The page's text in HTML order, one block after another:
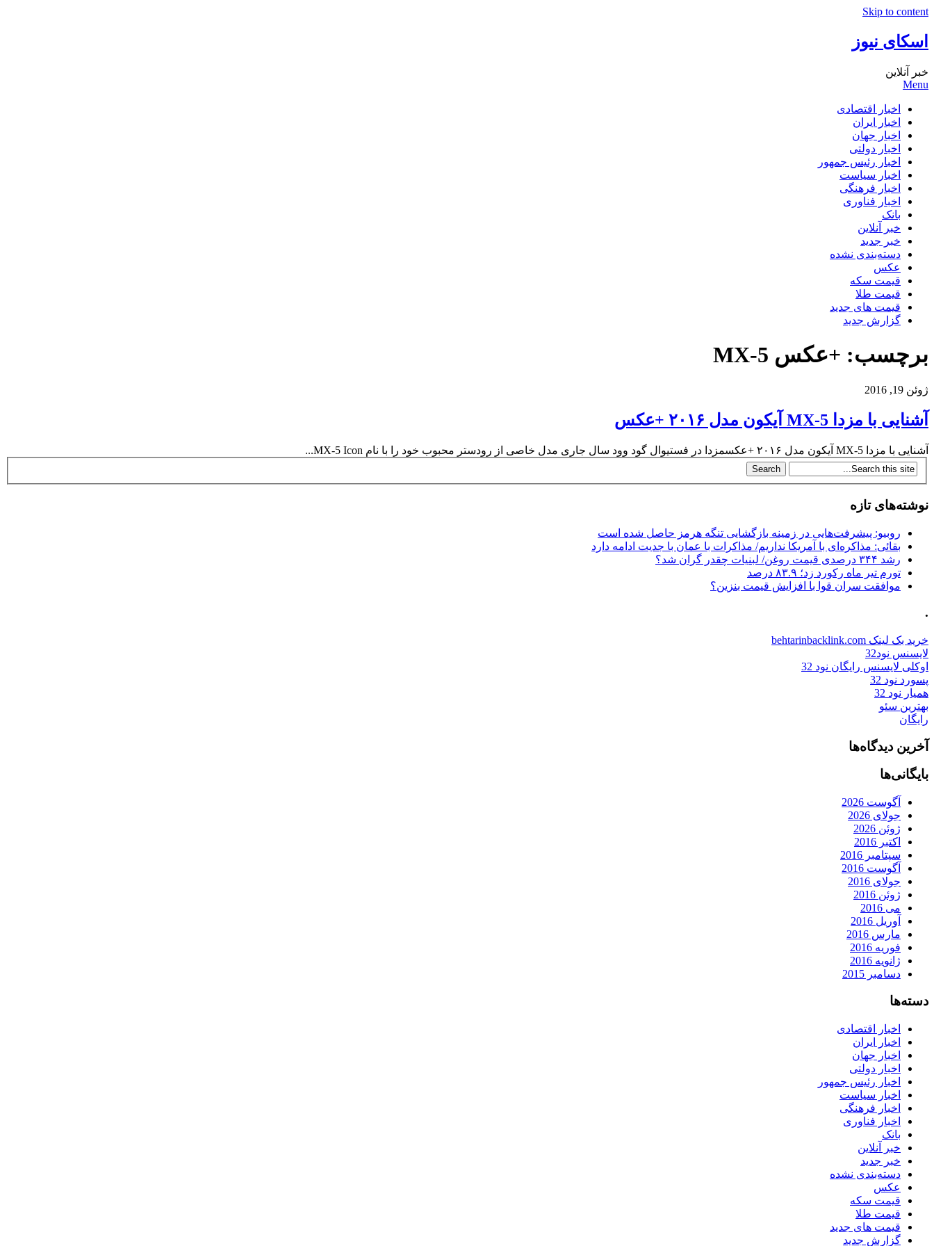
Skip to content
اسکای نیوز
خبر آنلاین
Menu
اخبار اقتصادی
اخبار ایران
اخبار جهان
اخبار دولتی
اخبار رئیس جمهور
اخبار سیاست
اخبار فرهنگی
اخبار فناوری
بانک
خبر آنلاین
خبر جدید
دسته‌بندی نشده
عکس
قیمت سکه
قیمت طلا
قیمت های جدید
گزارش جدید
برچسب: +عکس MX-5
ژوئن 19, 2016
آشنایی با مزدا MX-5 آیکون مدل ۲۰۱۶ +عکس
آشنایی با مزدا MX-5 آیکون مدل ۲۰۱۶ +عکسمزدا در فستیوال گود وود سال جاری مدل خاصی از رودستر محبوب خود را با نام MX-5 Icon...
نوشته‌های تازه
روبیو: پیشرفت‌هایی در زمینه بازگشایی تنگه هرمز حاصل شده است
بقائی: مذاکره‌ای با آمریکا نداریم/ مذاکرات با عمان با جدیت ادامه دارد
رشد ۳۴۴ درصدی قیمت روغن/ لبنیات چقدر گران شد؟
تورم تیر ماه رکورد زد؛ ۸۳.۹ درصد
موافقت سران قوا با افزایش قیمت بنزین؟
.
خرید بک لینک behtarinbacklink.com
لایسنس نود32
اوکلی لایسنس رایگان نود 32
پسورد نود 32
همیار نود 32
بهترین سئو
رایگان
آخرین دیدگاه‌ها
بایگانی‌ها
آگوست 2026
جولای 2026
ژوئن 2026
اکتبر 2016
سپتامبر 2016
آگوست 2016
جولای 2016
ژوئن 2016
می 2016
آوریل 2016
مارس 2016
فوریه 2016
ژانویه 2016
دسامبر 2015
دسته‌ها
اخبار اقتصادی
اخبار ایران
اخبار جهان
اخبار دولتی
اخبار رئیس جمهور
اخبار سیاست
اخبار فرهنگی
اخبار فناوری
بانک
خبر آنلاین
خبر جدید
دسته‌بندی نشده
عکس
قیمت سکه
قیمت طلا
قیمت های جدید
گزارش جدید